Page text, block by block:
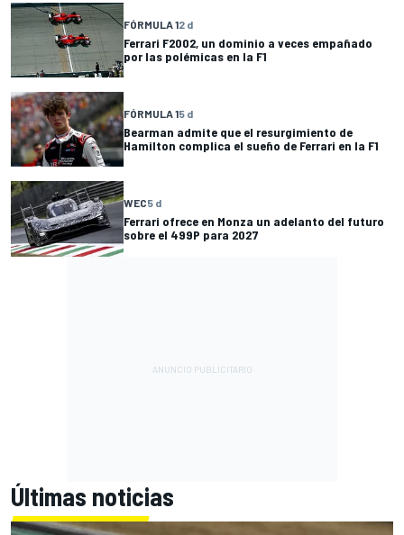
FÓRMULA 12 d
Ferrari F2002, un dominio a veces empañado
por las polémicas en la F1
FÓRMULA 15 d
Bearman admite que el resurgimiento de
Hamilton complica el sueño de Ferrari en la F1
WEC5 d
Ferrari ofrece en Monza un adelanto del futuro
sobre el 499P para 2027
Últimas noticias